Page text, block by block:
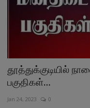
தூத்துக்குடியில்
பகுதிகள்...
Jan 24, 2023 0